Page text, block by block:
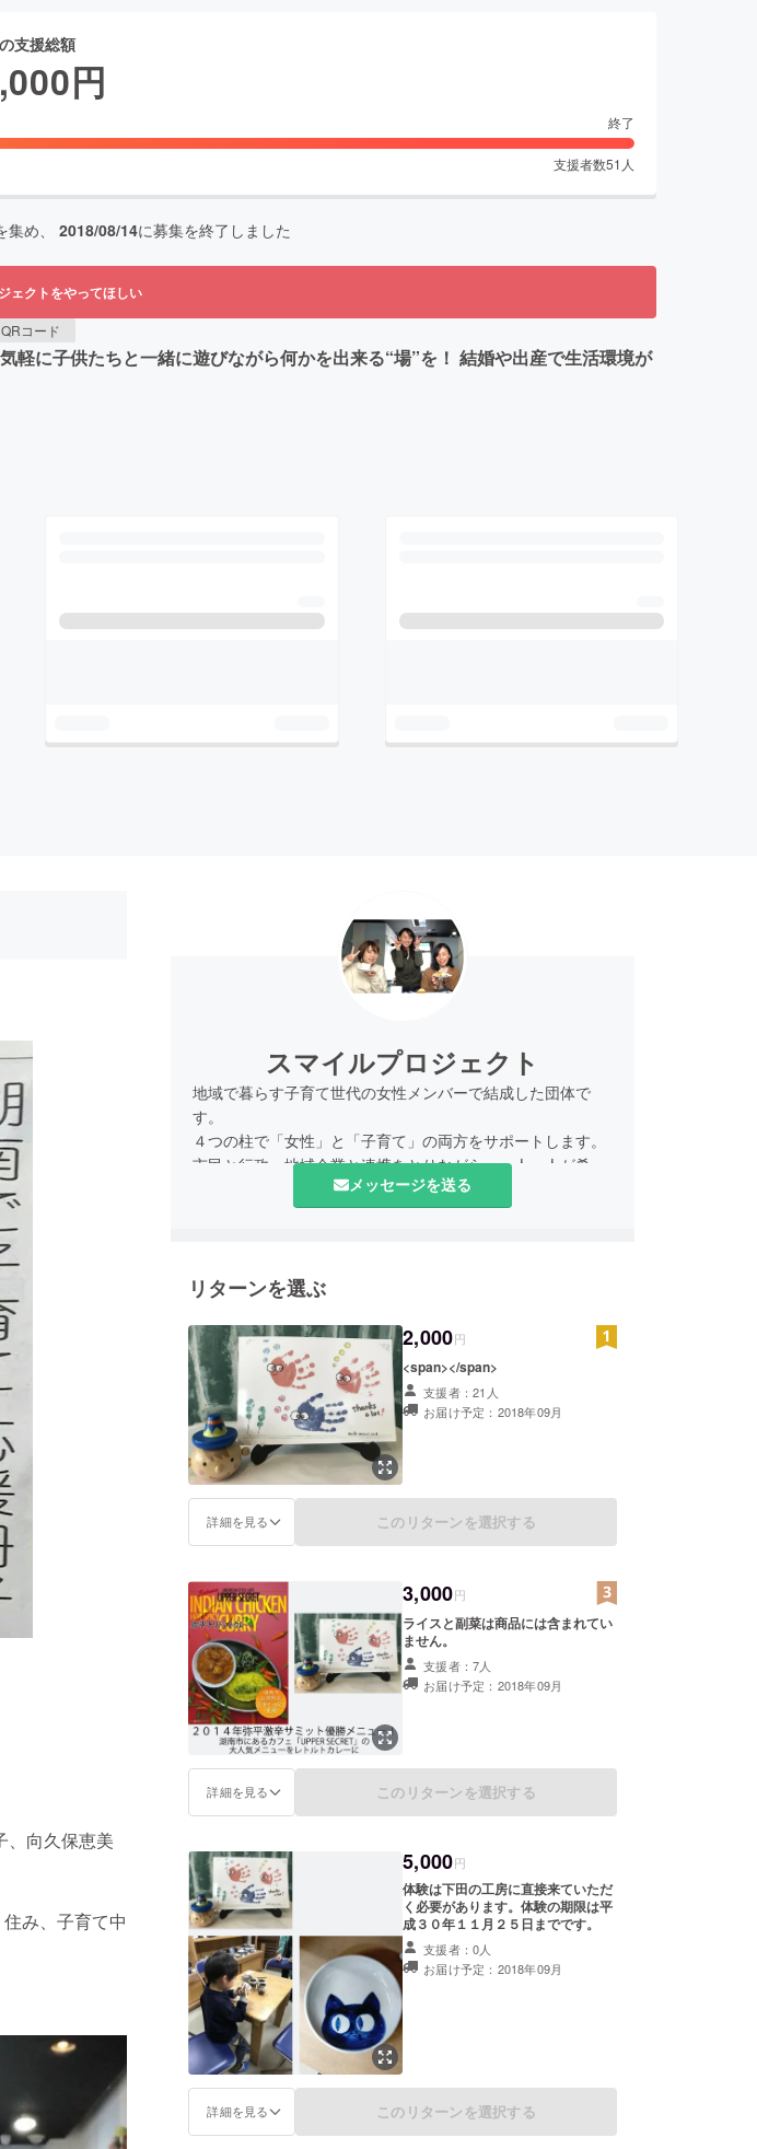
支援総額
円
終了
支援者数51 人
集め、 2018/08/14に募集を終了しました
ェクトをやってほしい
QRコード
に子供たちと一緒に遊びながら何かを出来る“場”を！ 結婚や出産で生活環境が
、向久保恵美
み、子育て中
スマイルプロジェクト
地域で暮らす子育て世代の女性メンバーで結成した団体で
す。
４つの柱で「女性」と「子育て」の両方をサポートします。
市民と行政・地域企業と連携をとりながら、一人一人が希望
を持ち、意識と知識を身に付けて行ける環境づくりを目指し
メッセージを送る
リターンを選ぶ
2,000円
<span></span>
支援者：21人
お届け予定：2018年09月
詳細を見る このリターンを選択する
3,000円
ライスと副菜は商品には含まれてい
ません。
支援者：7人
お届け予定：2018年09月
詳細を見る このリターンを選択する
5,000円
体験は下田の工房に直接来ていただ
く必要があります。体験の期限は平
成３０年１１月２５日までです。
支援者：0人
お届け予定：2018年09月
詳細を見る このリターンを選択する